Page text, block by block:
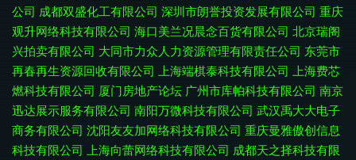
公司 成都双盛化工有限公司 深圳市朗誉投资发展有限公司 重庆
观升网络科技有限公司 海口美兰况晨念百货有限公司 北京瑞阁
兴拍卖有限公司 大同市力众人力资源管理有限责任公司 东莞市
再春再生资源回收有限公司 上海端棋泰科技有限公司 上海费芯
燃科技有限公司 厦门房地产论坛 广州市库帕科技有限公司 南京
迅达展示服务有限公司 南阳万微科技有限公司 武汉禹大大电子
商务有限公司 沈阳友友加网络科技有限公司 重庆曼雅傲创信息
科技有限公司 上海向蕾网络科技有限公司 成都天之择科技有限